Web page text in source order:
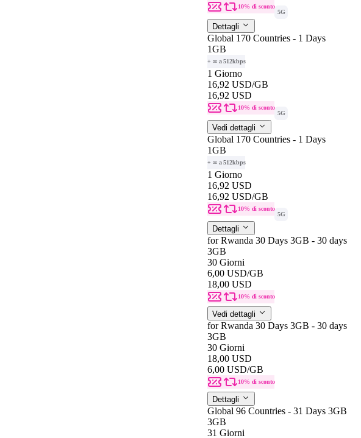
10% di sconto
5G
Dettagli
Global 170 Countries - 1 Days
1GB
+ ∞ a 512kbps
1 Giorno
16,92 USD/GB
16,92 USD
10% di sconto
5G
Vedi dettagli
Global 170 Countries - 1 Days
1GB
+ ∞ a 512kbps
1 Giorno
16,92 USD
16,92 USD/GB
10% di sconto
5G
Dettagli
for Rwanda 30 Days 3GB - 30 days
3GB
30 Giorni
6,00 USD/GB
18,00 USD
10% di sconto
Vedi dettagli
for Rwanda 30 Days 3GB - 30 days
3GB
30 Giorni
18,00 USD
6,00 USD/GB
10% di sconto
Dettagli
Global 96 Countries - 31 Days 3GB
3GB
31 Giorni